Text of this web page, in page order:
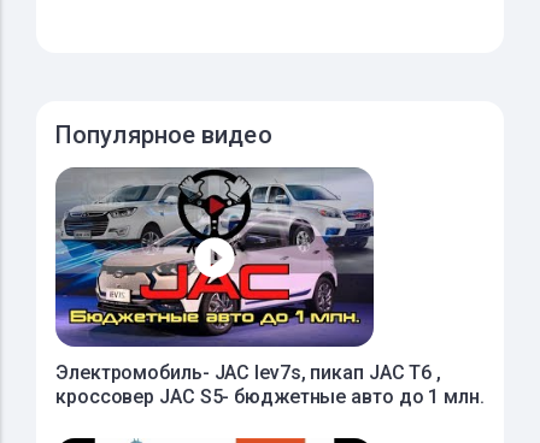
Популярное видео
Электромобиль- JAC Iev7s, пикап JAC T6 ,
кроссовер JAC S5- бюджетные авто до 1 млн.